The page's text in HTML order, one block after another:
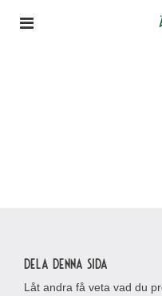
Dela denna sida
Låt andra få veta vad du